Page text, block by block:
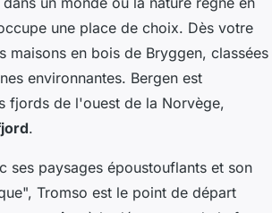
une place de choix. Dès votre
maisons en bois de Bryggen, classées
environnantes. Bergen est
fjords de l'ouest de la Norvège,
.
ses paysages époustouflants et son
Tromso est le point de départ